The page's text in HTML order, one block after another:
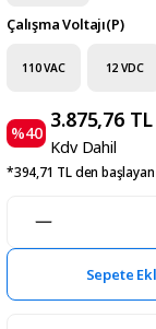
Çalışma Voltajı(P)
110 VAC 12 VDC
%40
3.875,76 TL
Kdv Dahil
*394,71 TL den
Sepete